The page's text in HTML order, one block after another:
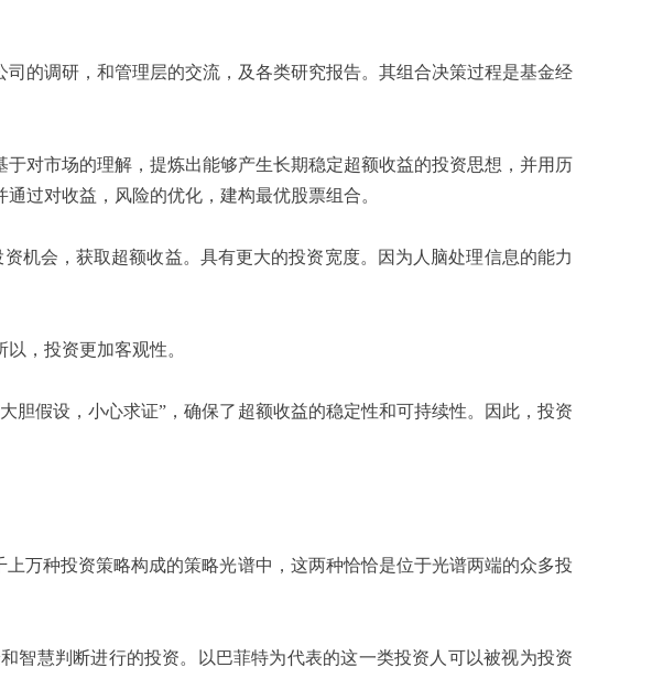
调研，和管理层的交流，及各类研究报告。其组合决策过程是基金经
市场的理解，提炼出能够产生长期稳定超额收益的投资思想，并用历
过对收益，风险的优化，建构最优股票组合。
会，获取超额收益。具有更大的投资宽度。因为人脑处理信息的能力
，投资更加客观性。
假设，小心求证”，确保了超额收益的稳定性和可持续性。因此，投资
种投资策略构成的策略光谱中，这两种恰恰是位于光谱两端的众多投
慧判断进行的投资。以巴菲特为代表的这一类投资人可以被视为投资